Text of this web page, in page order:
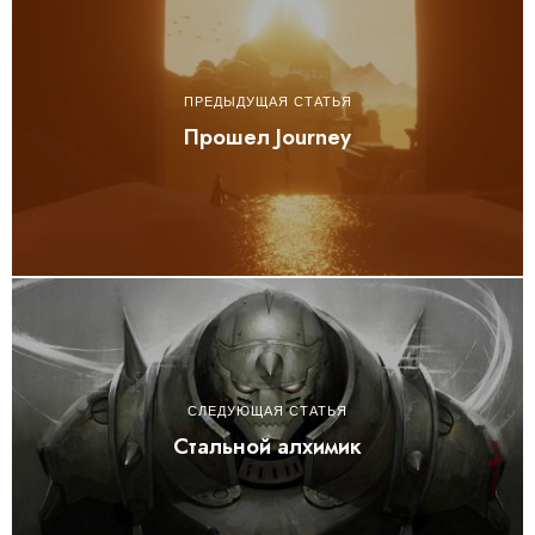
ПРЕДЫДУЩАЯ СТАТЬЯ
Прошел Journey
СЛЕДУЮЩАЯ СТАТЬЯ
Стальной алхимик